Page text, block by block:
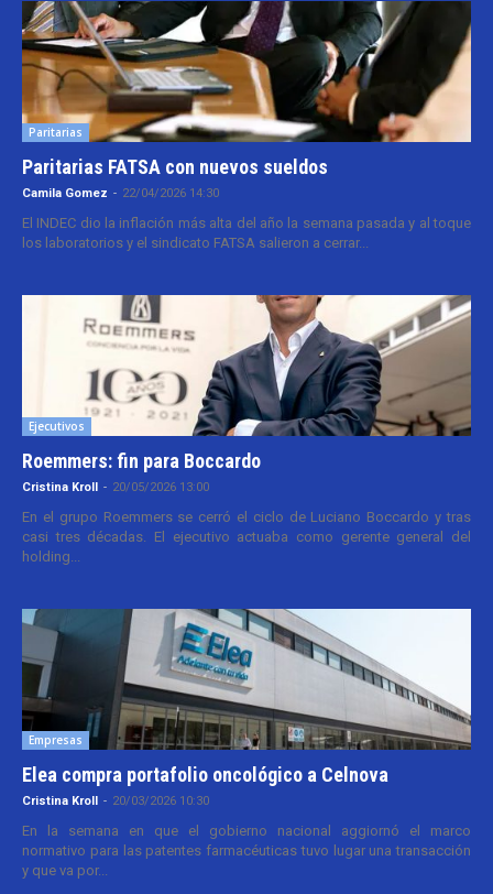
Paritarias
Paritarias FATSA con nuevos sueldos
Camila Gomez - 22/04/2026 14:30
El INDEC dio la inflación más alta del año la semana pasada y al toque
los laboratorios y el sindicato FATSA salieron a cerrar...
Ejecutivos
Roemmers: fin para Boccardo
Cristina Kroll - 20/05/2026 13:00
En el grupo Roemmers se cerró el ciclo de Luciano Boccardo y tras
casi tres décadas. El ejecutivo actuaba como gerente general del
holding...
Empresas
Elea compra portafolio oncológico a Celnova
Cristina Kroll - 20/03/2026 10:30
En la semana en que el gobierno nacional aggiornó el marco
normativo para las patentes farmacéuticas tuvo lugar una transacción
y que va por...